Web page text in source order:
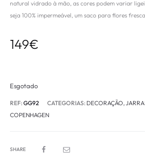
natural vidrado à mão, as cores podem variar
seja 100% impermeável, um saco para flores
149€
Esgotado
REF:GG92 CATEGORIAS: DECORAÇÃO,
COPENHAGEN
SHARE